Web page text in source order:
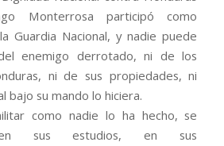
Monterrosa participó como
Guardia Nacional, y nadie puede
enemigo derrotado, ni de los
ni de sus propiedades, ni
bajo su mando lo hiciera.
como nadie lo ha hecho, se
en sus estudios, en sus